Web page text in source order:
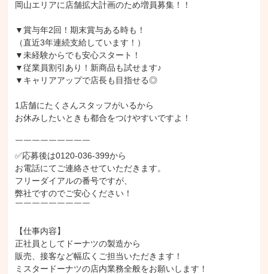
テーブルセッティング
フードデリバリー サービス提供
岡山エリアに店舗拡大計画のため増員募集！！
▼賞与年2回！期末賞与ある時も！
（直近3年連続支給しています！）
▼未経験からでも安心スタート！
▼従業員割引あり！新商品も試せます♪
▼キャリアアップで店長も目指せる◎
1店舗にたくさんスタッフがいるから
お休みしたいときも都合をつけやすいですよ！
￣￣￣￣￣￣￣￣￣
✅応募後は0120-036-399から
お電話にてご連絡させていただきます。
フリーダイアルの番号ですが、
弊社ですのでご安心ください！
￣￣￣￣￣￣￣￣￣
【仕事内容】
正社員としてドーナツの製造から
販売、接客など幅広くご担当いただきます！
ミスタードーナツの店内業務全般をお願いします！